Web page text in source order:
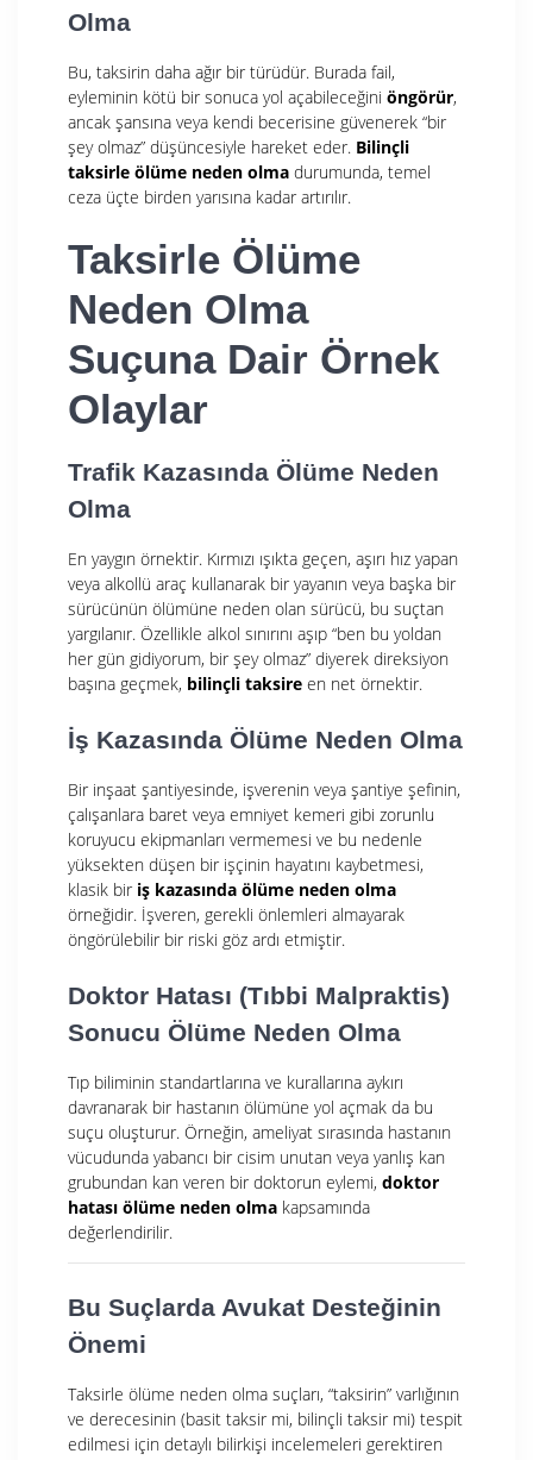
Olma
Bu, taksirin daha ağır bir türüdür. Burada fail,
eyleminin kötü bir sonuca yol açabileceğini öngörür,
ancak şansına veya kendi becerisine güvenerek “bir
şey olmaz” düşüncesiyle hareket eder. Bilinçli
taksirle ölüme neden olma durumunda, temel
ceza üçte birden yarısına kadar artırılır.
Taksirle Ölüme
Neden Olma
Suçuna Dair Örnek
Olaylar
Trafik Kazasında Ölüme Neden
Olma
En yaygın örnektir. Kırmızı ışıkta geçen, aşırı hız yapan
veya alkollü araç kullanarak bir yayanın veya başka bir
sürücünün ölümüne neden olan sürücü, bu suçtan
yargılanır. Özellikle alkol sınırını aşıp “ben bu yoldan
her gün gidiyorum, bir şey olmaz” diyerek direksiyon
başına geçmek, bilinçli taksire en net örnektir.
İş Kazasında Ölüme Neden Olma
Bir inşaat şantiyesinde, işverenin veya şantiye şefinin,
çalışanlara baret veya emniyet kemeri gibi zorunlu
koruyucu ekipmanları vermemesi ve bu nedenle
yüksekten düşen bir işçinin hayatını kaybetmesi,
klasik bir iş kazasında ölüme neden olma
örneğidir. İşveren, gerekli önlemleri almayarak
öngörülebilir bir riski göz ardı etmiştir.
Doktor Hatası (Tıbbi Malpraktis)
Sonucu Ölüme Neden Olma
Tıp biliminin standartlarına ve kurallarına aykırı
davranarak bir hastanın ölümüne yol açmak da bu
suçu oluşturur. Örneğin, ameliyat sırasında hastanın
vücudunda yabancı bir cisim unutan veya yanlış kan
grubundan kan veren bir doktorun eylemi, doktor
hatası ölüme neden olma kapsamında
değerlendirilir.
Bu Suçlarda Avukat Desteğinin
Önemi
Taksirle ölüme neden olma suçları, “taksirin” varlığının
ve derecesinin (basit taksir mi, bilinçli taksir mi) tespit
edilmesi için detaylı bilirkişi incelemeleri gerektiren